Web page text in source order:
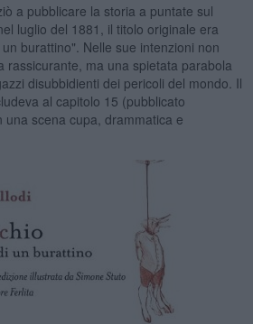
a pubblicare la storia a puntate sul
luglio del 1881, il titolo originale era
burattino". Nelle sue intenzioni non
rassicurante, ma una spietata parabola
disubbidienti dei pericoli del mondo. Il
al capitolo 15 (pubblicato
scena cupa, drammatica e